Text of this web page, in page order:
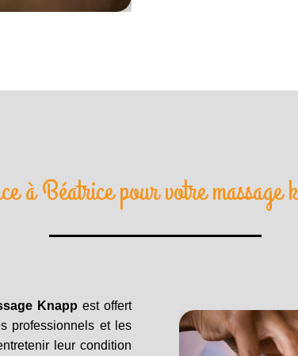
à Béatrice pour votre massage
Knapp est offert
professionnels et les
leur condition